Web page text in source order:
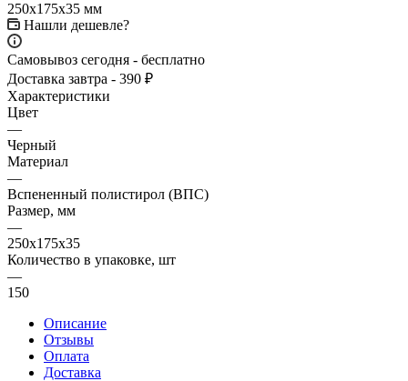
Нашли дешевле?
Самовывоз сегодня - бесплатно
Доставка завтра - 390 ₽
Характеристики
Цвет
—
Черный
Материал
—
Вспененный полистирол (ВПС)
Размер, мм
—
250х175х35
Количество в упаковке, шт
—
150
Описание
Отзывы
Оплата
Доставка